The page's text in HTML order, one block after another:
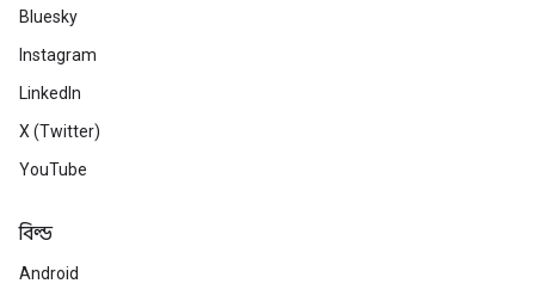
Bluesky
Instagram
LinkedIn
X (Twitter)
YouTube
বিল্ড
Android